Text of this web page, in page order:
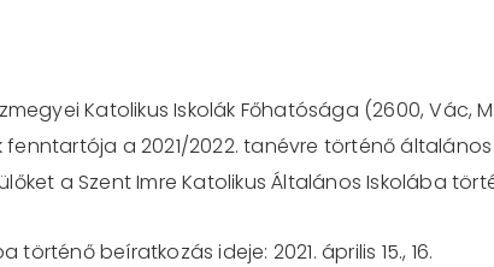
Katolikus Iskolák Főhatósága (2600, Vác,
fenntartója a 2021/2022. tanévre történő
a Szent Imre Katolikus Általános Iskolába
történő beíratkozás ideje: 2021. április 15., 16.